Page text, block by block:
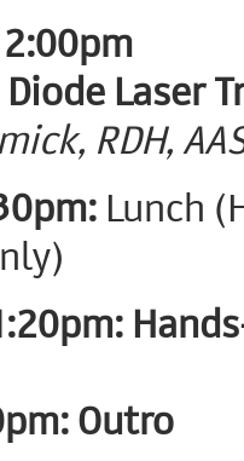
Laser
RDH,
Lunch
Outro